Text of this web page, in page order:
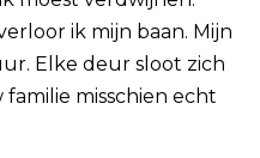
ik mijn baan. Mijn
Elke deur sloot zich
misschien echt